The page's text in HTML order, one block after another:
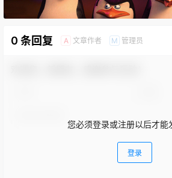
0 条回复 A 文章作者 M 管理员
您必须登录或注册以后才能
登录